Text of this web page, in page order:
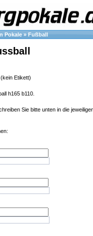
Pokale » Fußball
Etikett)
h165 b110.
Sie bitte unten in die